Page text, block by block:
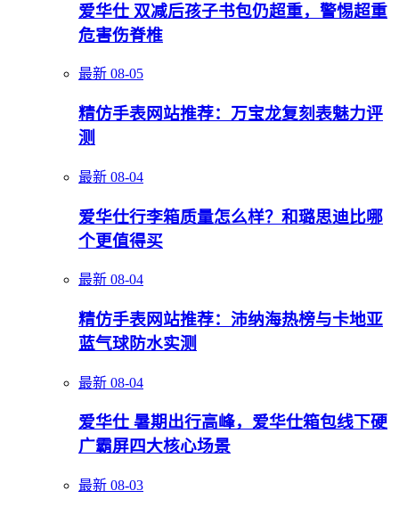
爱华仕 双减后孩子书包仍超重，警惕超重
危害伤脊椎
最新 08-05
精仿手表网站推荐：万宝龙复刻表魅力评
测
最新 08-04
爱华仕行李箱质量怎么样？和璐思迪比哪
个更值得买
最新 08-04
精仿手表网站推荐：沛纳海热榜与卡地亚
蓝气球防水实测
最新 08-04
爱华仕 暑期出行高峰，爱华仕箱包线下硬
广霸屏四大核心场景
最新 08-03